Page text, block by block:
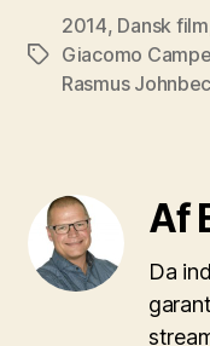
Tags
2014, Dansk film
Giacomo
Rasmus
Af
Da